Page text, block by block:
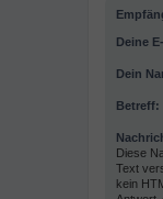
Deine
Dein
Betreff:
Diese
Text
kein